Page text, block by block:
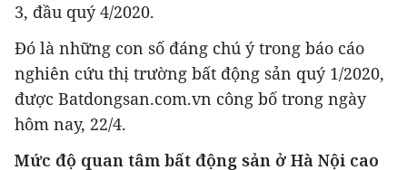
3, đầu quý 4/2020.
Đó là những con số đáng chú ý trong báo cáo
nghiên cứu thị trường bất động sản quý 1/2020,
được Batdongsan.com.vn công bố trong ngày
hôm nay, 22/4.
Mức độ quan tâm bất động sản ở Hà Nội cao